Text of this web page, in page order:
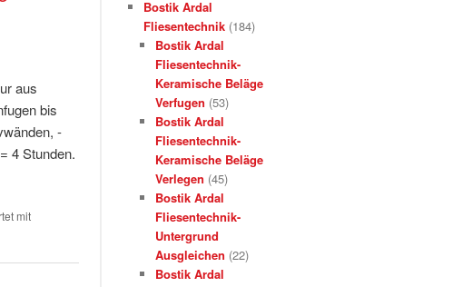
aus
bis
-
4 Stunden.
mit
Bostik Ardal
Fliesentechnik (184)
Bostik Ardal
Fliesentechnik-
Keramische Beläge
Verfugen (53)
Bostik Ardal
Fliesentechnik-
Keramische Beläge
Verlegen (45)
Bostik Ardal
Fliesentechnik-
Untergrund
Ausgleichen (22)
Bostik Ardal